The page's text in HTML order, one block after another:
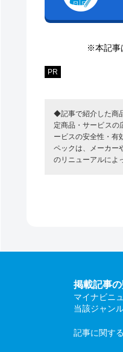
※本記事
PR
◆記事で紹介した商
定商品・サービス
ービスの安全性・有
ペックは、メーカー
のリニューアルによ
掲載記事
マイナビニ
当該ジャン
記事に関す